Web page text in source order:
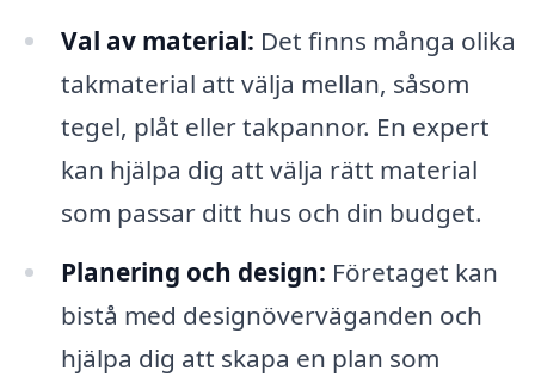
Val av material: Det finns många olika
takmaterial att välja mellan, såsom
tegel, plåt eller takpannor. En expert
kan hjälpa dig att välja rätt material
som passar ditt hus och din budget.
Planering och design: Företaget kan
bistå med designöverväganden och
hjälpa dig att skapa en plan som